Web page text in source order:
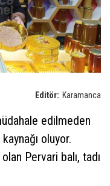
Editör: Karamanca
edilmeden
oluyor.
Pervari balı, tadı